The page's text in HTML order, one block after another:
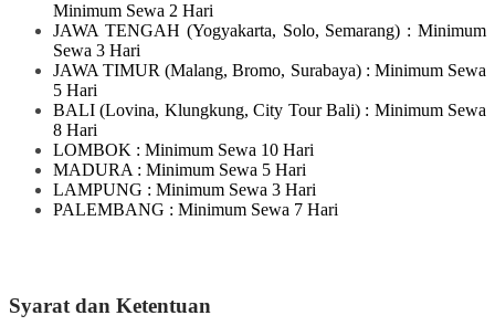
Minimum Sewa 2 Hari
JAWA TENGAH (Yogyakarta, Solo, Semarang) : Minimum
Sewa 3 Hari
JAWA TIMUR(Malang, Bromo, Surabaya) : Minimum Sewa
5 Hari
BALI (Lovina, Klungkung, City Tour Bali) : Minimum Sewa
8 Hari
LOMBOK : Minimum Sewa 10 Hari
MADURA : Minimum Sewa 5 Hari
LAMPUNG : Minimum Sewa 3 Hari
PALEMBANG : Minimum Sewa 7 Hari
Syarat dan Ketentuan